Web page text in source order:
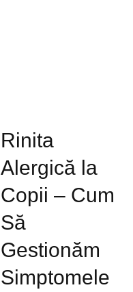
Rinita
Alergică la
Copii – Cum
Să
Gestionăm
Simptomele